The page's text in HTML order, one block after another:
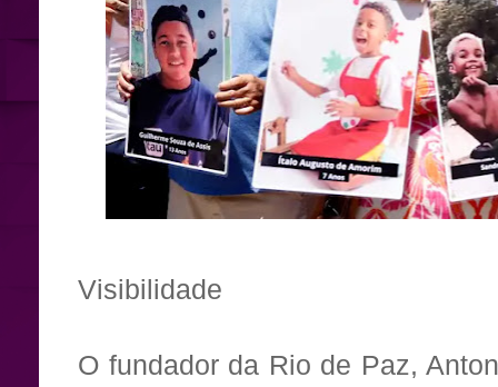
Visibilidade
O fundador da Rio de Paz,